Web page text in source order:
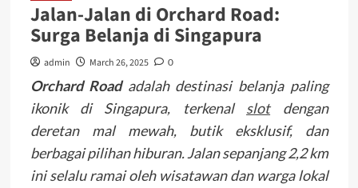
Jalan-Jalan di Orchard Road:
Surga Belanja di Singapura
admin March 26, 2025 0
Orchard Roadadalah destinasi belanja paling
ikonik di Singapura, terkenal slotdengan
deretan mal mewah, butik eksklusif, dan
berbagai pilihan hiburan. Jalan sepanjang 2,2 km
ini selalu ramai oleh wisatawan dan warga lokal